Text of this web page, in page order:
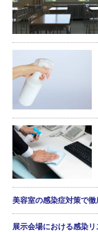
美容室の感染症対策で
展示会場における感染